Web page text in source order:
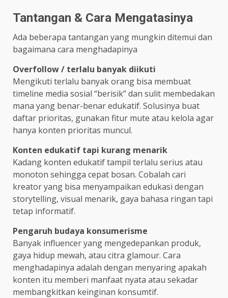
Tantangan & Cara Mengatasinya
Ada beberapa tantangan yang mungkin ditemui dan
bagaimana cara menghadapinya
Overfollow / terlalu banyak diikuti
Mengikuti terlalu banyak orang bisa membuat
timeline media sosial “berisik” dan sulit membedakan
mana yang benar-benar edukatif. Solusinya buat
daftar prioritas, gunakan fitur mute atau kelola agar
hanya konten prioritas muncul.
Konten edukatif tapi kurang menarik
Kadang konten edukatif tampil terlalu serius atau
monoton sehingga cepat bosan. Cobalah cari
kreator yang bisa menyampaikan edukasi dengan
storytelling, visual menarik, gaya bahasa ringan tapi
tetap informatif.
Pengaruh budaya konsumerisme
Banyak influencer yang mengedepankan produk,
gaya hidup mewah, atau citra glamour. Cara
menghadapinya adalah dengan menyaring apakah
konten itu memberi manfaat nyata atau sekadar
membangkitkan keinginan konsumtif.